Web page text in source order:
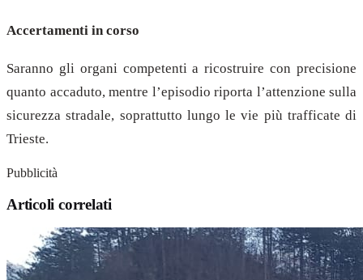
Accertamenti in corso
Saranno gli organi competenti a ricostruire con precisione
quanto accaduto, mentre l’episodio riporta l’attenzione sulla
sicurezza stradale, soprattutto lungo le vie più trafficate di
Trieste.
Pubblicità
Articoli correlati